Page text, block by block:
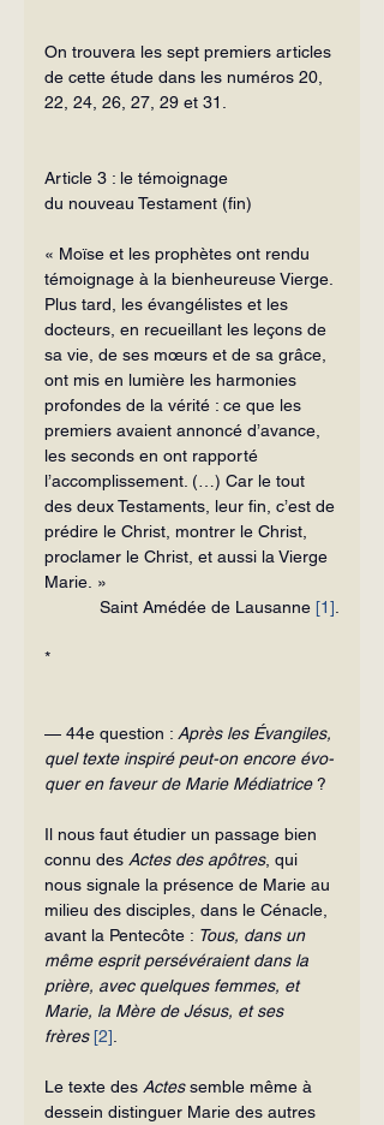
On trouvera les sept premiers articles
de cette étude dans les numéros 20,
22, 24, 26, 27, 29 et 31.
Article 3 : le témoignage
du nouveau Testament (fin)
« Moïse et les prophètes ont rendu
témoignage à la bienheureuse Vierge.
Plus tard, les évangélistes et les
docteurs, en recueillant les leçons de
sa vie, de ses mœurs et de sa grâce,
ont mis en lumière les harmonies
profondes de la vérité : ce que les
premiers avaient annoncé d’avance,
les seconds en ont rapporté
l’accomplissement. (…) Car le tout
des deux Testaments, leur fin, c’est de
prédire le Christ, montrer le Christ,
pro­clamer le Christ, et aussi la Vierge
Marie. »
Saint Amédée de Lausanne [1]
*
— 44e question : Après les Évangiles,
quel texte inspiré peut-on encore évo­
quer en faveur de Marie Médiatrice ?
Il nous faut étudier un passage bien
connu des Actes des apôtres, qui
nous signale la présence de Marie au
milieu des disciples, dans le Cénacle,
avant la Pentecôte : Tous, dans un
même esprit persévéraient dans la
prière, avec quelques femmes, et
Marie, la Mère de Jésus, et ses
frères [2]
Le texte des Actes semble même à
dessein distinguer Marie des autres